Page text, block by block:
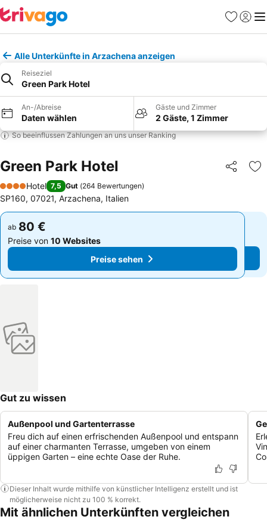
Favoriten
Alle Unterkünfte in Arzachena anzeigen
Reiseziel
Green Park Hotel
An-/Abreise
Daten wählen
Gäste und Zimmer
2 Gäste, 1 Zimmer
So beeinflussen Zahlungen an uns unser Ranking
Green Park Hotel Teilen
4 Sterne
Hotel 7,5 Gut (264 Bewertungen)
SP160, 07021, Arzachena, Italien
ab 80 €
Preise von 10 Websites
Preise sehen
ab 80 €
Preise von 10 Websites
Preise sehen
Gut zu wissen
Außenpool und Gartenterrasse
Freu dich auf einen erfrischenden Außenpool und entspann
auf einer charmanten Terrasse, umgeben von einem
üppigen Garten – eine echte Oase der Ruhe.
Dieser Inhalt wurde mithilfe von künstlicher Intelligenz erstellt und ist
möglicherweise nicht zu 100 % korrekt.
Mit ähnlichen Unterkünften vergleichen